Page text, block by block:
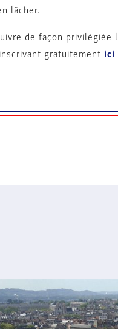
lâcher.
de façon privilégiée
gratuitement ici